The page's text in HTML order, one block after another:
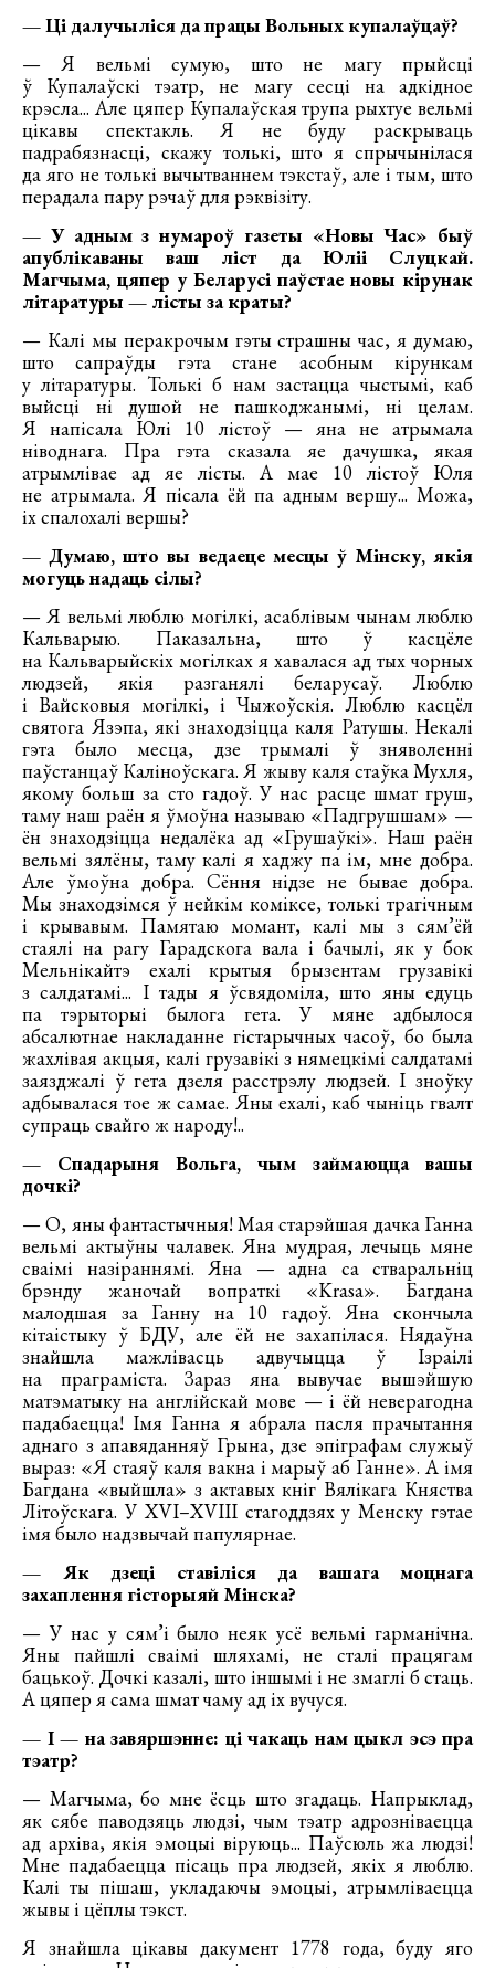
— Ці далучыліся да працы Вольных купалаўцаў?
— Я вельмі сумую, што не магу прыйсці
ў Купалаўскі тэатр, не магу сесці на адкідное
крэсла... Але цяпер Купалаўская трупа рыхтуе вельмі
цікавы спектакль. Я не буду раскрываць
падрабязнасці, скажу толькі, што я спрычынілася
да яго не толькі вычытваннем тэкстаў, але і тым, што
перадала пару рэчаў для рэквізіту.
— У адным з нумароў газеты «Новы Час» быў
апублікаваны ваш ліст да Юліі Слуцкай.
Магчыма, цяпер у Беларусі паўстае новы кірунак
літаратуры — лісты за краты?
— Калі мы перакрочым гэты страшны час, я думаю,
што сапраўды гэта стане асобным кірункам
у літаратуры. Толькі б нам застацца чыстымі, каб
выйсці ні душой не пашкоджанымі, ні целам.
Я напісала Юлі 10 лістоў — яна не атрымала
ніводнага. Пра гэта сказала яе дачушка, якая
атрымлівае ад яе лісты. А мае 10 лістоў Юля
не атрымала. Я пісала ёй па адным вершу... Можа,
іх спалохалі вершы?
— Думаю, што вы ведаеце месцы ў Мінску, якія
могуць надаць сілы?
— Я вельмі люблю могілкі, асаблівым чынам люблю
Кальварыю. Паказальна, што ў касцёле
на Кальварыйскіх могілках я хавалася ад тых чорных
людзей, якія разганялі беларусаў. Люблю
і Вайсковыя могілкі, і Чыжоўскія. Люблю касцёл
святога Язэпа, які знаходзіцца каля Ратушы. Некалі
гэта было месца, дзе трымалі ў зняволенні
паўстанцаў Каліноўскага. Я жыву каля стаўка Мухля,
якому больш за сто гадоў. У нас расце шмат груш,
таму наш раён я ўмоўна называю «Падгрушшам» —
ён знаходзіцца недалёка ад «Грушаўкі». Наш раён
вельмі зялёны, таму калі я хаджу па ім, мне добра.
Але ўмоўна добра. Сёння нідзе не бывае добра.
Мы знаходзімся ў нейкім коміксе, толькі трагічным
і крывавым. Памятаю момант, калі мы з сям’ёй
стаялі на рагу Гарадскога вала і бачылі, як у бок
Мельнікайтэ ехалі крытыя брызентам грузавікі
з салдатамі... І тады я ўсвядоміла, што яны едуць
па тэрыторыі былога гета. У мяне адбылося
абсалютнае накладанне гістарычных часоў, бо была
жахлівая акцыя, калі грузавікі з нямецкімі салдатамі
заязджалі ў гета дзеля расстрэлу людзей. І зноўку
адбывалася тое ж самае. Яны ехалі, каб чыніць гвалт
супраць свайго ж народу!..
— Спадарыня Вольга, чым займаюцца вашы
дочкі?
— О, яны фантастычныя! Мая старэйшая дачка Ганна
вельмі актыўны чалавек. Яна мудрая, лечыць мяне
сваімі назіраннямі. Яна — адна са стваральніц
брэнду жаночай вопраткі «Krasa». Багдана
малодшая за Ганну на 10 гадоў. Яна скончыла
кітаістыку ў БДУ, але ёй не захапілася. Нядаўна
знайшла мажлівасць адвучыцца ў Ізраілі
на праграміста. Зараз яна вывучае вышэйшую
матэматыку на англійскай мове — і ёй неверагодна
падабаецца! Імя Ганна я абрала пасля прачытання
аднаго з апавяданняў Грына, дзе эпіграфам служыў
выраз: «Я стаяў каля вакна і марыў аб Ганне». А імя
Багдана «выйшла» з актавых кніг Вялікага Княства
Літоўскага. У XVI–XVIII стагоддзях у Менску гэтае
імя было надзвычай папулярнае.
— Як дзеці ставіліся да вашага моцнага
захаплення гісторыяй Мінска?
— У нас у сям’і было неяк усё вельмі гарманічна.
Яны пайшлі сваімі шляхамі, не сталі працягам
бацькоў. Дочкі казалі, што іншымі і не змаглі б стаць.
А цяпер я сама шмат чаму ад іх вучуся.
— І — на завяршэнне: ці чакаць нам цыкл эсэ пра
тэатр?
— Магчыма, бо мне ёсць што згадаць. Напрыклад,
як сябе паводзяць людзі, чым тэатр адрозніваецца
ад архіва, якія эмоцыі віруюць... Паўсюль жа людзі!
Мне падабаецца пісаць пра людзей, якіх я люблю.
Калі ты пішаш, укладаючы эмоцыі, атрымліваецца
жывы і цёплы тэкст.
Я знайшла цікавы дакумент 1778 года, буду яго